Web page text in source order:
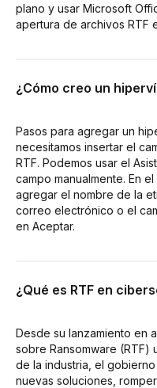
plano y usar Microsoft
apertura de archivos RTF
¿Cómo creo un
Pasos para agregar un
necesitamos insertar el
RTF. Podemos usar el
campo manualmente. En
agregar el nombre de la
correo electrónico o el
en Aceptar.
¿Qué es RTF en
Desde su lanzamiento en
sobre Ransomware (RTF)
de la industria, el
nuevas soluciones,